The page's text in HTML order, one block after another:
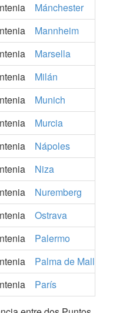
Mánchester
Mannheim
Marsella
Milán
Munich
Murcia
Nápoles
Niza
Nuremberg
Ostrava
Palermo
Palma de Mallorca
París